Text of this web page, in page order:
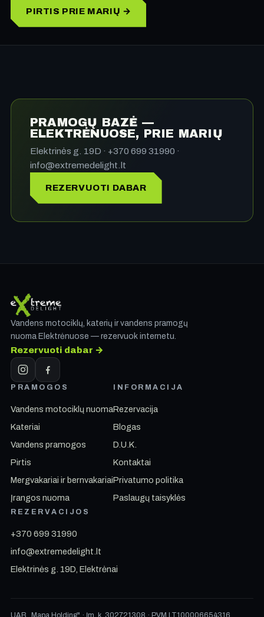
PIRTIS PRIE MARIŲ →
PRAMOGŲ BAZĖ —
ELEKTRĖNUOSE, PRIE MARIŲ
Elektrinės g. 19D · +370 699 31990 ·
info@extremedelight.lt
REZERVUOTI DABAR
Vandens motociklų, katerių ir vandens pramogų
nuoma Elektrėnuose — rezervuok internetu.
Rezervuoti dabar →
PRAMOGOS
Vandens motociklų nuoma
Kateriai
Vandens pramogos
Pirtis
Mergvakariai ir bernvakariai
Įrangos nuoma
INFORMACIJA
Rezervacija
Blogas
D.U.K.
Kontaktai
Privatumo politika
Paslaugų taisyklės
REZERVACIJOS
+370 699 31990
info@extremedelight.lt
Elektrinės g. 19D, Elektrėnai
UAB „Mapa Holding" · Įm. k. 302721308 · PVM LT100006654316